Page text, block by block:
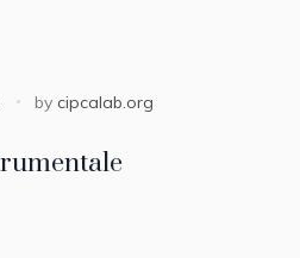
by cipcalab.org